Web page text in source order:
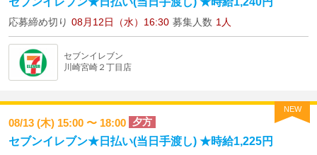
応募締め切り 08月12日（水）16:30 募集人数 1人
セブンイレブン
川崎宮崎２丁目店
NEW
08/13 (木) 15:00 〜 18:00 夕方
セブンイレブン★日払い(当日手渡し) ★時給1,225円